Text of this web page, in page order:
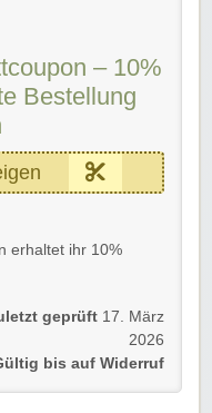
– 10%
Bestellung
erhaltet ihr 10%
im
geprüft 17. März
2026
bis auf Widerruf